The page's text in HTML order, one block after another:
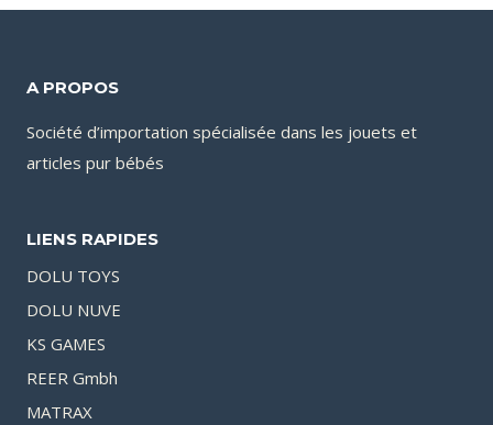
A PROPOS
Société d’importation spécialisée dans les jouets et
articles pur bébés
LIENS RAPIDES
DOLU TOYS
DOLU NUVE
KS GAMES
REER Gmbh
MATRAX